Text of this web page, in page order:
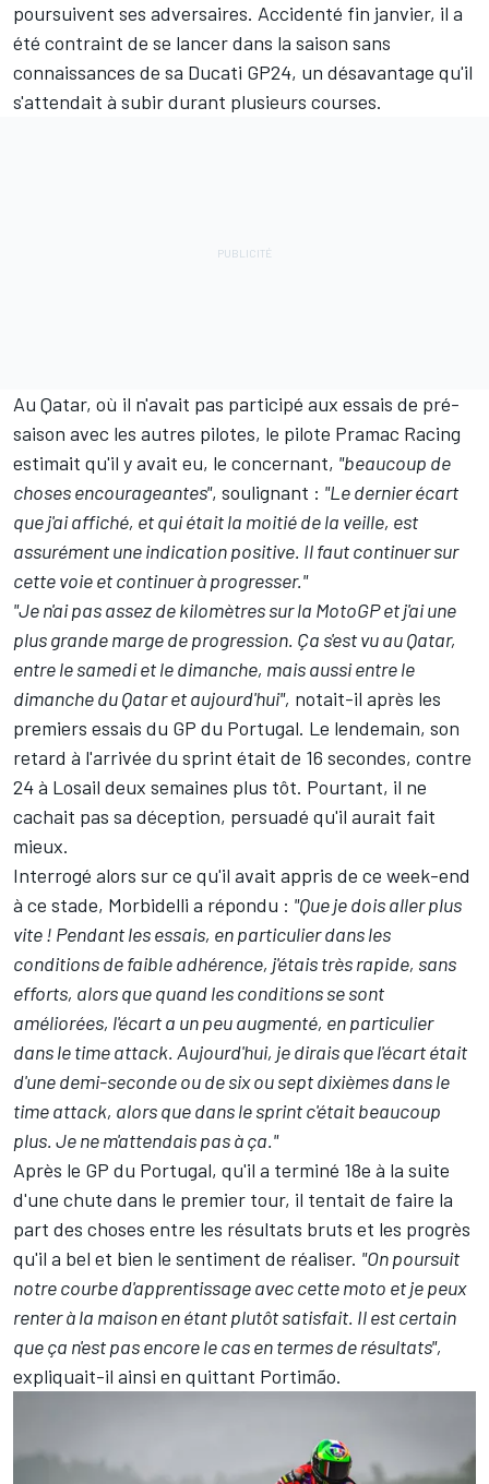
poursuivent ses adversaires. Accidenté fin janvier, il a
été contraint de se lancer dans la saison sans
connaissances de sa Ducati GP24, un désavantage qu'il
s'attendait à subir durant plusieurs courses.
Au Qatar, où il n'avait pas participé aux essais de pré-
saison avec les autres pilotes, le pilote Pramac Racing
estimait qu'il y avait eu, le concernant, "beaucoup de
choses encourageantes", soulignant : "Le dernier écart
que j'ai affiché, et qui était la moitié de la veille, est
assurément une indication positive. Il faut continuer sur
cette voie et continuer à progresser."
"Je n'ai pas assez de kilomètres sur la MotoGP et j'ai une
plus grande marge de progression. Ça s'est vu au Qatar,
entre le samedi et le dimanche, mais aussi entre le
dimanche du Qatar et aujourd'hui", notait-il après les
premiers essais du GP du Portugal. Le lendemain, son
retard à l'arrivée du sprint était de 16 secondes, contre
24 à Losail deux semaines plus tôt. Pourtant, il ne
cachait pas sa déception, persuadé qu'il aurait fait
mieux.
Interrogé alors sur ce qu'il avait appris de ce week-end
à ce stade, Morbidelli a répondu : "Que je dois aller plus
vite ! Pendant les essais, en particulier dans les
conditions de faible adhérence, j'étais très rapide, sans
efforts, alors que quand les conditions se sont
améliorées, l'écart a un peu augmenté, en particulier
dans le time attack. Aujourd'hui, je dirais que l'écart était
d'une demi-seconde ou de six ou sept dixièmes dans le
time attack, alors que dans le sprint c'était beaucoup
plus. Je ne m'attendais pas à ça."
Après le GP du Portugal, qu'il a terminé 18e à la suite
d'une chute dans le premier tour, il tentait de faire la
part des choses entre les résultats bruts et les progrès
qu'il a bel et bien le sentiment de réaliser. "On poursuit
notre courbe d'apprentissage avec cette moto et je peux
renter à la maison en étant plutôt satisfait. Il est certain
que ça n'est pas encore le cas en termes de résultats",
expliquait-il ainsi en quittant Portimão.